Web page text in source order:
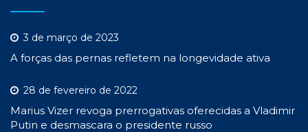
3 de março de 2023
A forças das pernas refletem na longevidade ativa
28 de fevereiro de 2022
Marius Vizer revoga prerrogativas oferecidas a Vladimir
Putin e desmascara o presidente russo